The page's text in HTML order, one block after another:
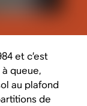
et c’est
queue,
au plafond
de